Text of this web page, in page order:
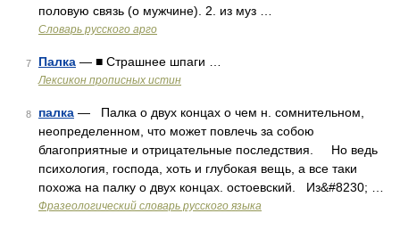
половую связь (о мужчине). 2. из муз …
Словарь русского арго
7 Палка — ■ Страшнее шпаги …
Лексикон прописных истин
8 палка — Палка о двух концах о чем н. сомнительном,
неопределенном, что может повлечь за собою
благоприятные и отрицательные последствия. Но ведь
психология, господа, хоть и глубокая вещь, а все таки
похожа на палку о двух концах. остоевский. Из&#8230; …
Фразеологический словарь русского языка